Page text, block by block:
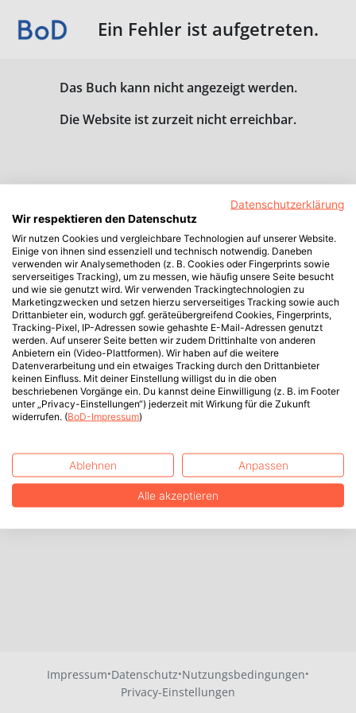
Ein Fehler ist aufgetreten.
Das Buch kann nicht angezeigt werden.
Die Website ist zurzeit nicht erreichbar.
Impressum·Datenschutz·Nutzungsbedingungen·
Privacy-Einstellungen
Datenschutzerklärung
Wir respektieren den Datenschutz
Wir nutzen Cookies und vergleichbare Technologien auf unserer Website.
Einige von ihnen sind essenziell und technisch notwendig. Daneben
verwenden wir Analysemethoden (z. B. Cookies oder Fingerprints sowie
serverseitiges Tracking), um zu messen, wie häufig unsere Seite besucht
und wie sie genutzt wird. Wir verwenden Trackingtechnologien zu
Marketingzwecken und setzen hierzu serverseitiges Tracking sowie auch
Drittanbieter ein, wodurch ggf. geräteübergreifend Cookies, Fingerprints,
Tracking-Pixel, IP-Adressen sowie gehashte E-Mail-Adressen genutzt
werden. Auf unserer Seite betten wir zudem Drittinhalte von anderen
Anbietern ein (Video-Plattformen). Wir haben auf die weitere
Datenverarbeitung und ein etwaiges Tracking durch den Drittanbieter
keinen Einfluss. Mit deiner Einstellung willigst du in die oben
beschriebenen Vorgänge ein. Du kannst deine Einwilligung (z. B. im Footer
unter „Privacy-Einstellungen“) jederzeit mit Wirkung für die Zukunft
widerrufen. (BoD-Impressum)
Ablehnen Anpassen
Alle akzeptieren